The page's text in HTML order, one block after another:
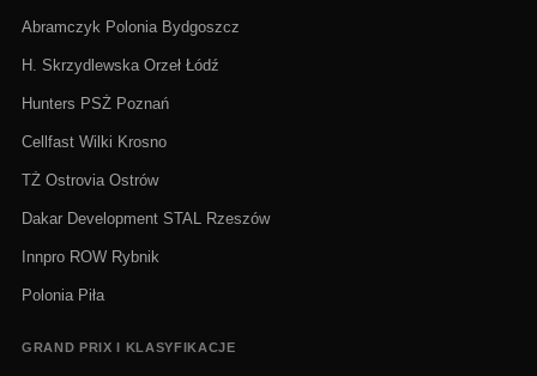
Abramczyk Polonia Bydgoszcz
H. Skrzydlewska Orzeł Łódź
Hunters PSŻ Poznań
Cellfast Wilki Krosno
TŻ Ostrovia Ostrów
Dakar Development STAL Rzeszów
Innpro ROW Rybnik
Polonia Piła
GRAND PRIX I KLASYFIKACJE